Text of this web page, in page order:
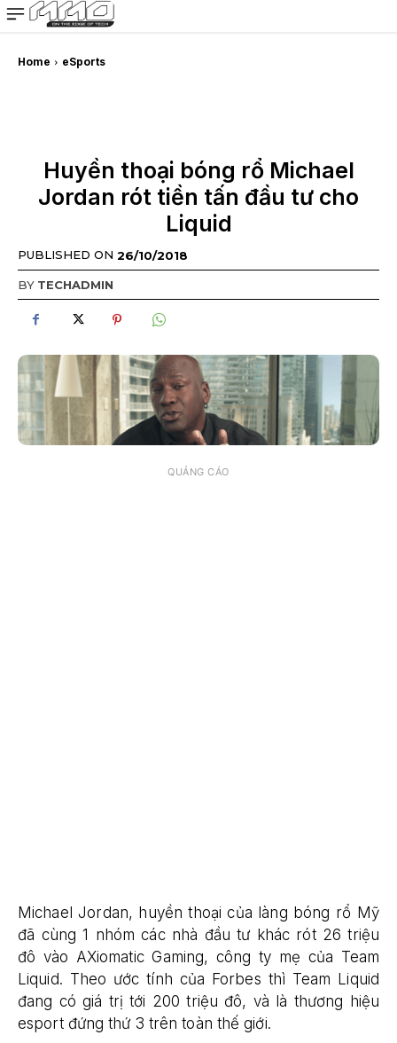
MMOSITE - Thông tin công nghệ
Bài viết nổi bật
Home eSports
Huyền thoại bóng rổ Michael
Jordan rót tiền tấn đầu tư cho
Liquid
PUBLISHED ON 26/10/2018
BY TECHADMIN
QUẢNG CÁO
Michael Jordan, huyền thoại của làng bóng rổ Mỹ
đã cùng 1 nhóm các nhà đầu tư khác rót 26 triệu
đô vào AXiomatic Gaming, công ty mẹ của Team
Liquid. Theo ước tính của Forbes thì Team Liquid
đang có giá trị tới 200 triệu đô, và là thương hiệu
esport đứng thứ 3 trên toàn thế giới.